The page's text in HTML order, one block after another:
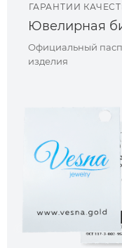
ГАРАНТИИ
Ювелирная
Официальный
изделия